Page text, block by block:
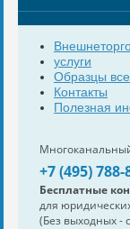
услуги
Образцы
Контакты
Полезная
+7 (495) 788-
Бесплатные
для
(Без выходных -